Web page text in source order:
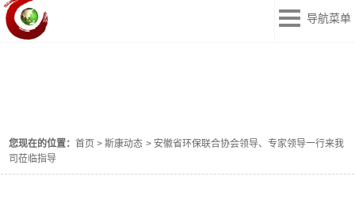
导航菜单
您现在的位置：首页 >斯康动态 >安徽省环保联合协会领导、专家领导一行来我
司莅临指导